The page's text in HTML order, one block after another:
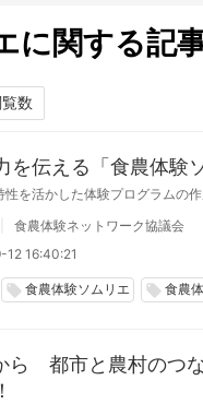
に関する記
を伝える「食農体験
性を活かした体験プログラムの
食農体験ネットワーク協議会
16:40:21
local_offer 食農体験ソムリエ local_offer 食農
ら 都市と農村のつ